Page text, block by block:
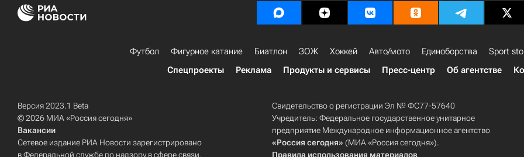
Футбол Фигурное катание Биатлон ЗОЖ Хоккей Авто/мото Единоборства Sport
Спецпроекты
Реклама Продукты и сервисы Пресс-центр Об агентстве
Версия 2023.1 Beta
© 2026 МИА «Россия сегодня»
Вакансии
Сетевое издание РИА Новости зарегистрировано
в Федеральной службе по надзору в сфере связи,
Свидетельство о регистрации Эл № ФС77-57640
Учредитель: Федеральное государственное унитарное
предприятие Международное информационное агентство
«Россия сегодня» (МИА «Россия сегодня»).
Правила использования материалов